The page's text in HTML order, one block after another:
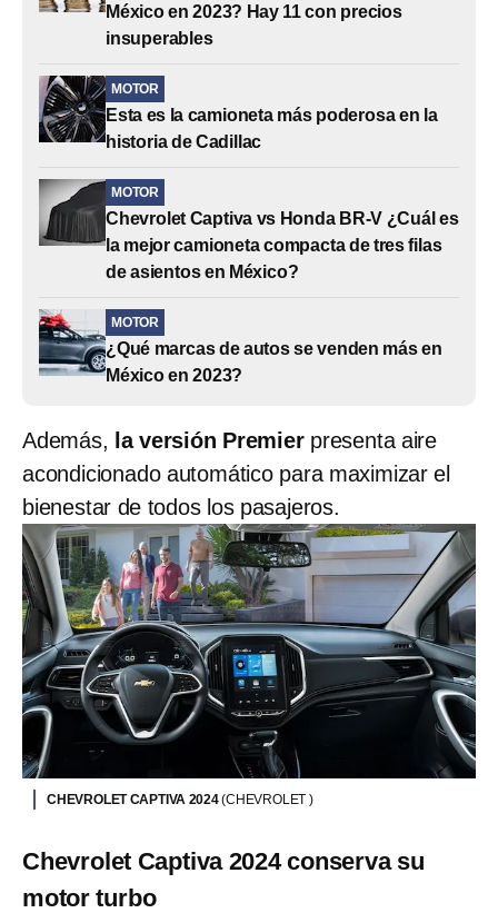
México en 2023? Hay 11 con precios
insuperables
MOTOR
Esta es la camioneta más poderosa en la
historia de Cadillac
MOTOR
Chevrolet Captiva vs Honda BR-V ¿Cuál es
la mejor camioneta compacta de tres filas
de asientos en México?
MOTOR
¿Qué marcas de autos se venden más en
México en 2023?
Además, la versión Premierpresenta aire
acondicionado automático para maximizar el
bienestar de todos los pasajeros.
CHEVROLET CAPTIVA 2024(CHEVROLET )
Chevrolet Captiva 2024 conserva su
motor turbo